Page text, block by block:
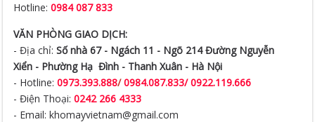
Hotline:0984 087 833
VĂN PHÒNG GIAO DỊCH:
- Địa chỉ:Số nhà 67 - Ngách 11 - Ngõ 214 Đường Nguyễn
Xiển - Phường Hạ Đình - Thanh Xuân - Hà Nội
- Hotline:0973.393.888/ 0984.087.833/ 0922.119.666
- Điện Thoại:0242 266 4333
- Email: khomayvietnam@gmail.com